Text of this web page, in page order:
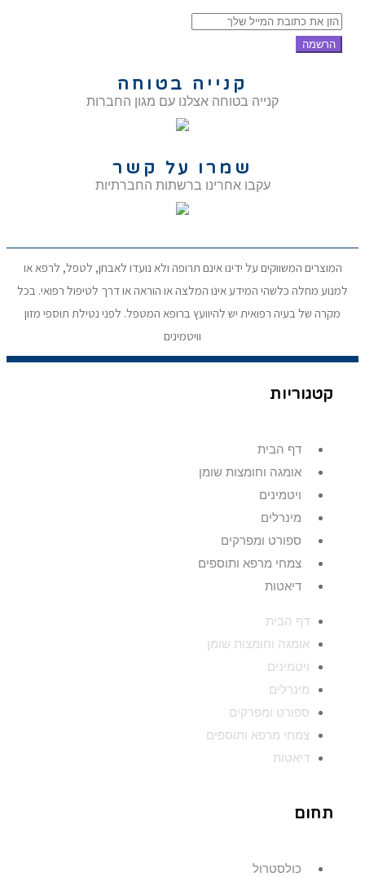
הרשמה
קנייה בטוחה
קנייה בטוחה אצלנו עם מגון החברות
שמרו על קשר
עקבו אחרינו ברשתות החברתיות
המוצרים המשווקים על ידינו אינם תרופה ולא נועדו לאבחן, לטפל, לרפא או
למנוע מחלה כלשהי המידע אינו המלצה או הוראה או דרך לטיפול רפואי. בכל
מקרה של בעיה רפואית יש להיוועץ ברופא המטפל. לפני נטילת תוספי מזון
וויטמינים
קטגוריות
דף הבית
אומגה וחומצות שומן
ויטמינים
מינרלים
ספורט ומפרקים
צמחי מרפא ותוספים
דיאטות
דף הבית
אומגה וחומצות שומן
ויטמינים
מינרלים
ספורט ומפרקים
צמחי מרפא ותוספים
דיאטות
תחום
כולסטרול